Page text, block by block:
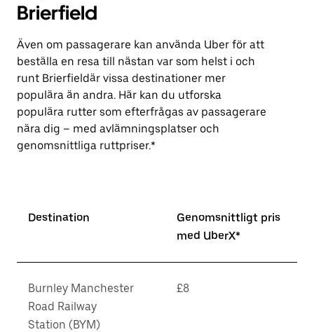
Brierfield
Även om passagerare kan använda Uber för att
beställa en resa till nästan var som helst i och
runt Brierfieldär vissa destinationer mer
populära än andra. Här kan du utforska
populära rutter som efterfrågas av passagerare
nära dig – med avlämningsplatser och
genomsnittliga ruttpriser.*
Destination
Genomsnittligt pris
med UberX*
Burnley Manchester
Road Railway
Station (BYM)
£8